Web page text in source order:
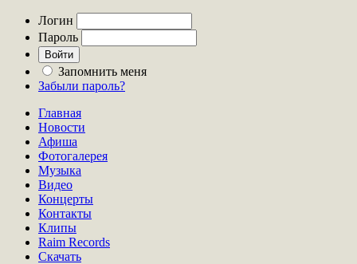
Логин
Пароль
Запомнить меня
Забыли пароль?
Главная
Новости
Афиша
Фотогалерея
Музыка
Видео
Концерты
Контакты
Клипы
Raim Records
Скачать